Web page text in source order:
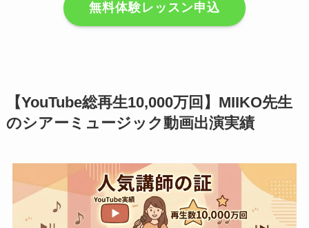
無料体験レッスン申込
【YouTube総再生10,000万回】MIIKO先生
のシアーミュージック動画出演実績